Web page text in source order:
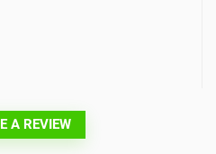
A REVIEW